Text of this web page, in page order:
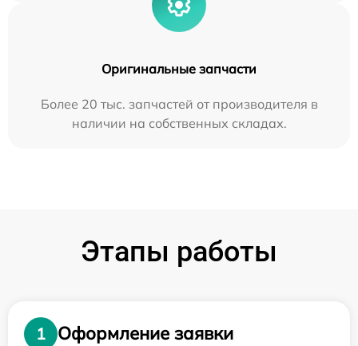
Оригинальные запчасти
Более 20 тыс. запчастей от производителя в
наличии на собственных складах.
Этапы работы
1
Оформление заявки